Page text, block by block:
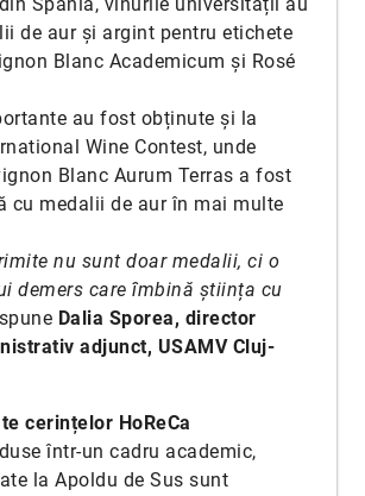
de aur și argint pentru etichete
Blanc Academicum și Rosé
au fost obținute și la
Wine Contest, unde
Blanc Aurum Terras a fost
cu medalii de aur în mai multe
nu sunt doar medalii, ci o
demers care îmbină știința cu
spune Dalia Sporea, director
adjunct, USAMV Cluj-
cerințelor HoReCa
într-un cadru academic,
la Apoldu de Sus sunt